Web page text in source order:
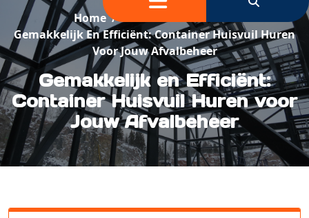
Home/Container Verhuur
Gemakkelijk En Efficiënt: Container Huisvuil Huren
Voor Jouw Afvalbeheer
Gemakkelijk en Efficiënt:
Container Huisvuil Huren voor
Jouw Afvalbeheer